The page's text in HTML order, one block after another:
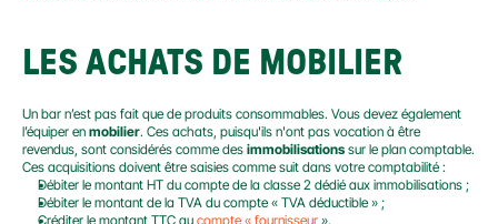
LES ACHATS DE MOBILIER
Un bar n’est pas fait que de produits consommables. Vous devez également
l’équiper en mobilier. Ces achats, puisqu'ils n'ont pas vocation à être
revendus, sont considérés comme des immobilisations sur le plan comptable.
Ces acquisitions doivent être saisies comme suit dans votre comptabilité :
Débiter le montant HT du compte de la classe 2 dédié aux immobilisations ;
Débiter le montant de la TVA du compte « TVA déductible » ;
Créditer le montant TTC au compte « fournisseur ».